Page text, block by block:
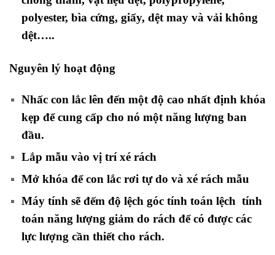
polyester, bìa cứng, giấy, dệt may và vải không
dệt…..
Nguyên lý hoạt động
Nhấc con lắc lên đến một độ cao nhất định khóa
kẹp để cung cấp cho nó một năng lượng ban
đầu.
Lắp mẫu vào vị trí xé rách
Mở khóa để con lắc rơi tự do và xé rách mẫu
Máy tính sẽ đếm độ lệch góc tính toán lệch tính
toán năng lượng giảm do rách để có được các
lực lượng cần thiết cho rách.